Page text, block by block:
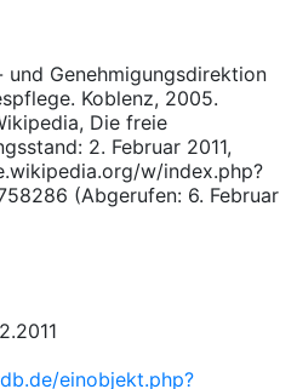
und Genehmigungsdirektion
Koblenz, 2005.
Die freie
2. Februar 2011,
w/index.php?
(Abgerufen: 6. Februar
einobjekt.php?